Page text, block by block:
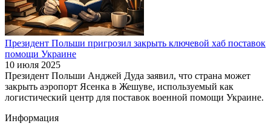
Президент Польши пригрозил закрыть ключевой хаб поставок
помощи Украине
10 июля 2025
Президент Польши Анджей Дуда заявил, что страна может
закрыть аэропорт Ясенка в Жешуве, используемый как
логистический центр для поставок военной помощи Украине.
Информация